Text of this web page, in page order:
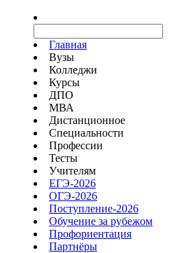
Главная
Вузы
Колледжи
Курсы
ДПО
МВА
Дистанционное
Специальности
Профессии
Тесты
Учителям
ЕГЭ-2026
ОГЭ-2026
Поступление-2026
Обучение за рубежом
Профориентация
Партнёры